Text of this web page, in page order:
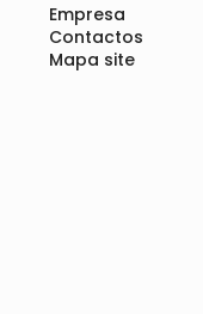
Empresa
Contactos
Mapa site